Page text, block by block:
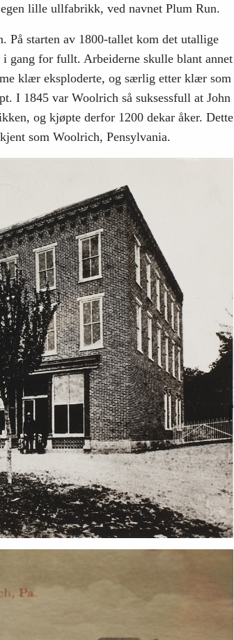
lille ullfabrikk, ved navnet Plum Run.
starten av 1800-tallet kom det utallige
gang for fullt. Arbeiderne skulle blant annet
klær eksploderte, og særlig etter klær som
I 1845 var Woolrich så suksessfull at John
og kjøpte derfor 1200 dekar åker. Dette
som Woolrich, Pensylvania.